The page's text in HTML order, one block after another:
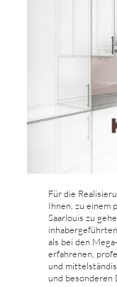
Für die
Ihnen, zu einem
Saarlouis zu
als bei den
erfahrenen,
und
und besonderen